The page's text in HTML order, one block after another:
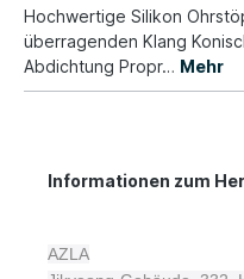
Hochwertige Silikon
überragenden Klang
Abdichtung Propr… Mehr
Informationen zum
AZLA